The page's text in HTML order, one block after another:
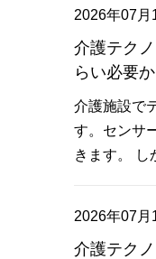
2026年07月
介護テク
らい必要
介護施設で
す。センサ
きます。
2026年07月
介護テク